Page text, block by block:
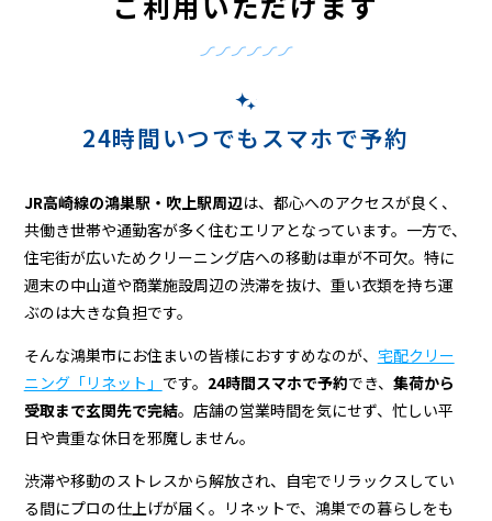
24時間いつでもスマホで予約
JR高崎線の鴻巣駅・吹上駅周辺は、都心へのアクセスが良く、
共働き世帯や通勤客が多く住むエリアとなっています。一方で、
住宅街が広いためクリーニング店への移動は車が不可欠。特に
週末の中山道や商業施設周辺の渋滞を抜け、重い衣類を持ち運
ぶのは大きな負担です。
そんな鴻巣市にお住まいの皆様におすすめなのが、 宅配クリー
ニング「リネット」 です。 24時間スマホで予約でき、 集荷から
受取まで玄関先で完結。店舗の営業時間を気にせず、忙しい平
日や貴重な休日を邪魔しません。
渋滞や移動のストレスから解放され、自宅でリラックスしてい
る間にプロの仕上げが届く。リネットで、鴻巣での暮らしをも